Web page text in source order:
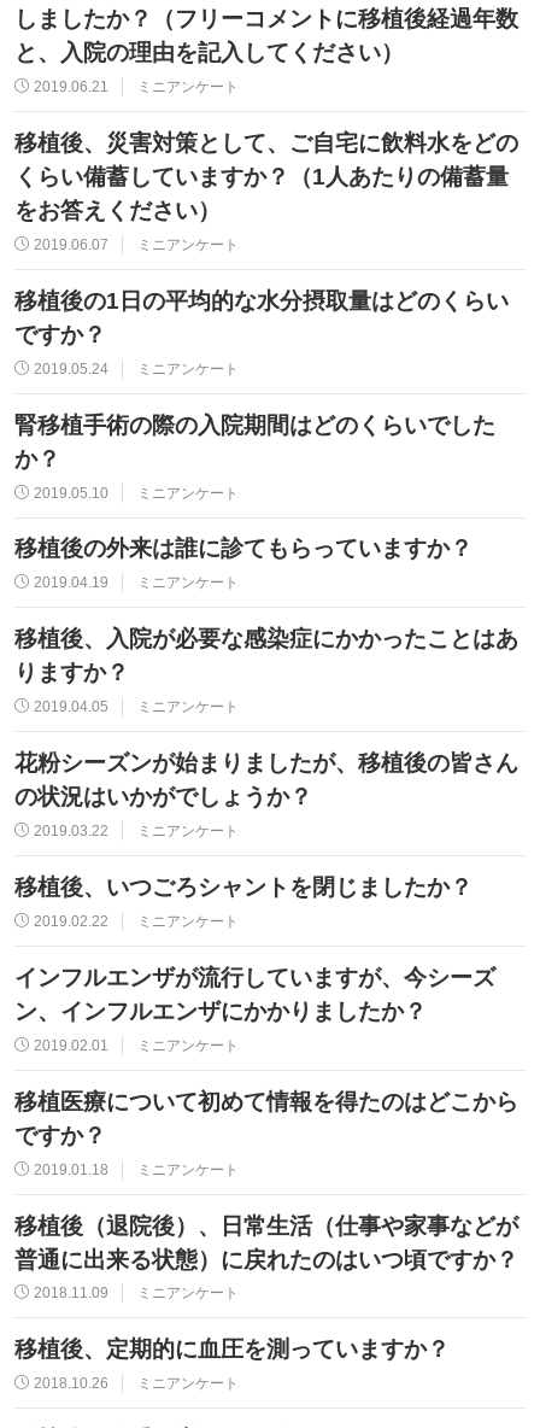
しましたか？（フリーコメントに移植後経過年数
と、入院の理由を記入してください）
2019.06.21 ミニアンケート
移植後、災害対策として、ご自宅に飲料水をどの
くらい備蓄していますか？（1人あたりの備蓄量
をお答えください）
2019.06.07 ミニアンケート
移植後の1日の平均的な水分摂取量はどのくらい
ですか？
2019.05.24 ミニアンケート
腎移植手術の際の入院期間はどのくらいでした
か？
2019.05.10 ミニアンケート
移植後の外来は誰に診てもらっていますか？
2019.04.19 ミニアンケート
移植後、入院が必要な感染症にかかったことはあ
りますか？
2019.04.05 ミニアンケート
花粉シーズンが始まりましたが、移植後の皆さん
の状況はいかがでしょうか？
2019.03.22 ミニアンケート
移植後、いつごろシャントを閉じましたか？
2019.02.22 ミニアンケート
インフルエンザが流行していますが、今シーズ
ン、インフルエンザにかかりましたか？
2019.02.01 ミニアンケート
移植医療について初めて情報を得たのはどこから
ですか？
2019.01.18 ミニアンケート
移植後（退院後）、日常生活（仕事や家事などが
普通に出来る状態）に戻れたのはいつ頃ですか？
2018.11.09 ミニアンケート
移植後、定期的に血圧を測っていますか？
2018.10.26 ミニアンケート